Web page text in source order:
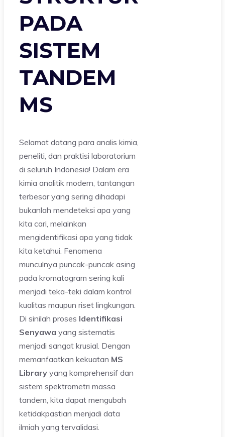
PADA
SISTEM
TANDEM
MS
Selamat datang para analis kimia,
peneliti, dan praktisi laboratorium
di seluruh Indonesia! Dalam era
kimia analitik modern, tantangan
terbesar yang sering dihadapi
bukanlah mendeteksi apa yang
kita cari, melainkan
mengidentifikasi apa yang tidak
kita ketahui. Fenomena
munculnya puncak-puncak asing
pada kromatogram sering kali
menjadi teka-teki dalam kontrol
kualitas maupun riset lingkungan.
Di sinilah proses Identifikasi
Senyawa yang sistematis
menjadi sangat krusial. Dengan
memanfaatkan kekuatan MS
Library yang komprehensif dan
sistem spektrometri massa
tandem, kita dapat mengubah
ketidakpastian menjadi data
ilmiah yang tervalidasi.